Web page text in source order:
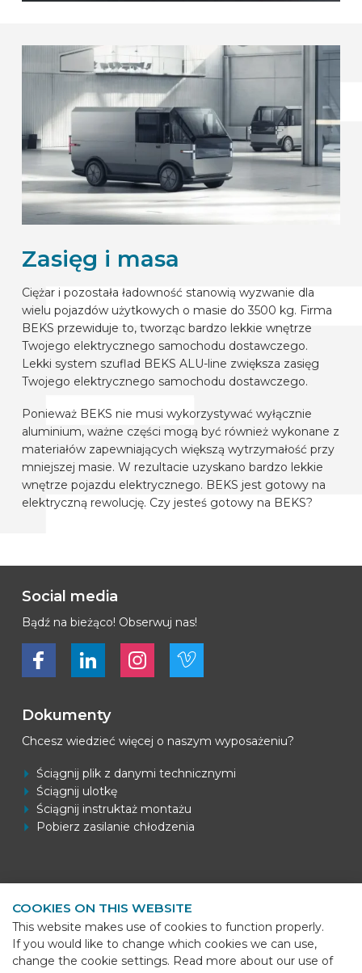
Zasięg i masa
Ciężar i pozostała ładowność stanowią wyzwanie dla
wielu pojazdów użytkowych o masie do 3500 kg. Firma
BEKS przewiduje to, tworząc bardzo lekkie wnętrze
Twojego elektrycznego samochodu dostawczego.
Lekki system szuflad BEKS ALU-line zwiększa zasięg
Twojego elektrycznego samochodu dostawczego.
Ponieważ BEKS nie musi wykorzystywać wyłącznie
aluminium, ważne części mogą być również wykonane z
materiałów zapewniających większą wytrzymałość przy
mniejszej masie. W rezultacie uzyskano bardzo lekkie
wnętrze pojazdu elektrycznego. BEKS jest gotowy na
elektryczną rewolucję. Czy jesteś gotowy na BEKS?
Social media
Bądź na bieżąco! Obserwuj nas!
Bekijk ons op FacebookBekijk ons op LinkedInBekijk ons op LinkedInBekijk ons op Vimeo
Dokumenty
Chcesz wiedzieć więcej o naszym wyposażeniu?
Ściągnij plik z danymi technicznymi
Ściągnij ulotkę
Ściągnij instruktaż montażu
Pobierz zasilanie chłodzenia
BEKS Systems
Meerheide 58
5521 DZ Eersel
COOKIES ON THIS WEBSITE
This website makes use of cookies to function properly.
If you would like to change which cookies we can use,
change the cookie settings. Read more about our use of